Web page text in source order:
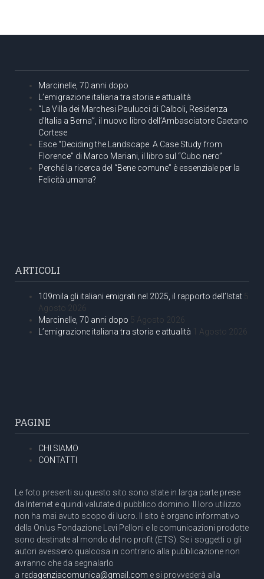
Marcinelle, 70 anni dopo
L’emigrazione italiana tra storia e attualità
“La Villa dei Marchesi Paulucci di Calboli, Residenza
d’Italia a Berna”, il nuovo libro dell’Ambasciatore Gaetano
Cortese
Esce “Deciding the Landscape. A Case Study from
Florence” di Marco Mariani, il libro sul “Cubo nero”
Perché la ricerca del “Bene comune” è essenziale per la
Felicità umana?
ARTICOLI
109mila gli italiani emigrati nel 2025, il rapporto dell’Istat 5
Agosto 2026
Marcinelle, 70 anni dopo 5 Agosto 2026
L’emigrazione italiana tra storia e attualità 1 Agosto 2026
PAGINE
CHI SIAMO
CONTATTI
Le foto presenti su questo sito sono state in larga parte prese
da Internet e quindi valutate di pubblico dominio. Il loro utilizzo
non ha mai avuto scopo di lucro. Il sito è organo informativo
della Onlus Fondazione Levi Pelloni e le comunicazioni prodotte
sono destinate al mondo del no profit (ETS). Se i soggetti o gli
autori avessero qualcosa in contrario alla pubblicazione non
avranno che da segnalarlo
a redagenziacomunica@gmail.com e si provvederà alla